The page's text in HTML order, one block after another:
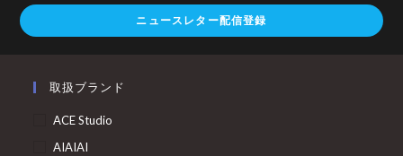
ニュースレター配信登録
取扱ブランド
ACE Studio
AIAIAI